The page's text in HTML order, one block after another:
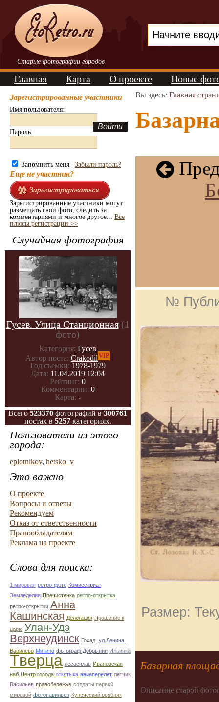
Старые фотографии городов
Главная Карта О проекте Новые
Зарегистрированные участники
Имя пользователя:
Пароль:
Запомнить меня | Забыли пароль?
Еще не участник?
Зарегистрированные участники могут
размещать свои фото, следить за
комментариями и многое другое... Все
плюсы регистрации >>
Случайная фотография
Гусев. Улица Станционная (1
фото)
Категория: Гусев
Автор поста: Crakodil VIP
Год съемки: 1978-1979
Дата: 11.04.2019 12:04
Рейтинг: 0
Комментарии: 0
Карта: -
Всего 523370 фотографий в 300761
постах в 5257категориях.
Пользователи из этого
города:
eplotnikov, hetsko_v
Это важно
О проекте
Вопросы и ответы
Рекомендуем
Отказ от ответственности
Правообладателям
Реклама на проекте
Слова для поиска:
1 мировая ретро-фото Комиссариат
Земледелия Пречистенка ретро-открытка
ретро-открытки Анна
Кашинская Делегация Прошение к
царю Улан-Удэ
Верхнеудинск Госад. ул.Ленина.
Василево Митино фотограф Добрынин Ильинка
Тверца лесосплав Ивановская
наб Центр города откртыка авиаперелет летчик
Васильев правобережье солдаты первой
мировой фотопавильон Купеческий особняк
Вы здесь: Главная
№
Размер:
Базарная
Описание старой